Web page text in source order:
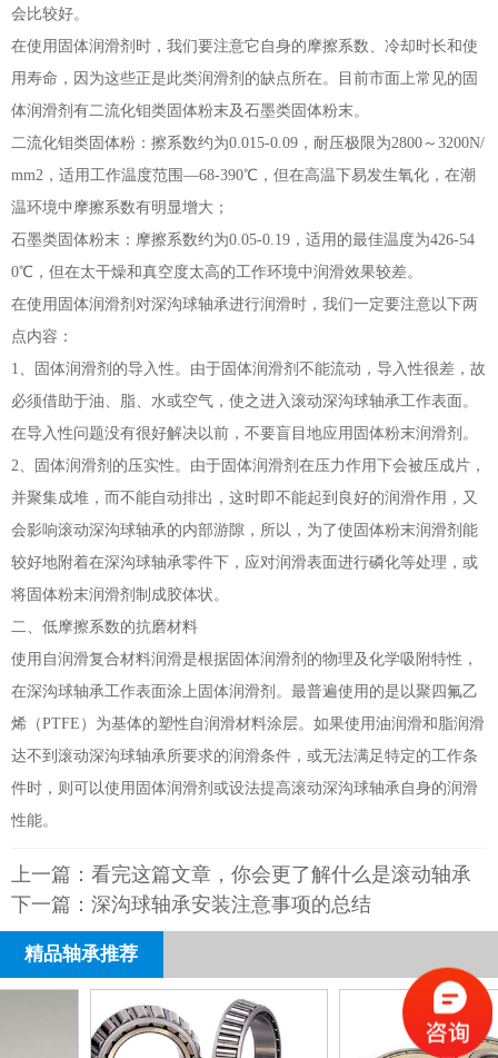
会比较好。
在使用固体润滑剂时，我们要注意它自身的摩擦系数、冷却时长和使
用寿命，因为这些正是此类润滑剂的缺点所在。目前市面上常见的固
体润滑剂有二流化钼类固体粉末及石墨类固体粉末。
二流化钼类固体粉：擦系数约为0.015-0.09，耐压极限为2800～3200N/
mm2，适用工作温度范围—68-390℃，但在高温下易发生氧化，在潮
温环境中摩擦系数有明显增大；
石墨类固体粉末：摩擦系数约为0.05-0.19，适用的最佳温度为426-54
0℃，但在太干燥和真空度太高的工作环境中润滑效果较差。
在使用固体润滑剂对深沟球轴承进行润滑时，我们一定要注意以下两
点内容：
1、固体润滑剂的导入性。由于固体润滑剂不能流动，导入性很差，故
必须借助于油、脂、水或空气，使之进入滚动深沟球轴承工作表面。
在导入性问题没有很好解决以前，不要盲目地应用固体粉末润滑剂。
2、固体润滑剂的压实性。由于固体润滑剂在压力作用下会被压成片，
并聚集成堆，而不能自动排出，这时即不能起到良好的润滑作用，又
会影响滚动深沟球轴承的内部游隙，所以，为了使固体粉末润滑剂能
较好地附着在深沟球轴承零件下，应对润滑表面进行磷化等处理，或
将固体粉末润滑剂制成胶体状。
二、低摩擦系数的抗磨材料
使用自润滑复合材料润滑是根据固体润滑剂的物理及化学吸附特性，
在深沟球轴承工作表面涂上固体润滑剂。最普遍使用的是以聚四氟乙
烯（PTFE）为基体的塑性自润滑材料涂层。如果使用油润滑和脂润滑
达不到滚动深沟球轴承所要求的润滑条件，或无法满足特定的工作条
件时，则可以使用固体润滑剂或设法提高滚动深沟球轴承自身的润滑
性能。
上一篇： 看完这篇文章，你会更了解什么是滚动轴承
下一篇： 深沟球轴承安装注意事项的总结
精品轴承推荐